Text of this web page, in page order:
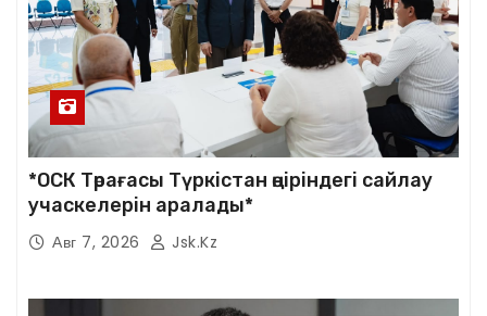
*ОСК Төрағасы Түркістан өңіріндегі сайлау
учаскелерін аралады*
Авг 7, 2026 Jsk.kz